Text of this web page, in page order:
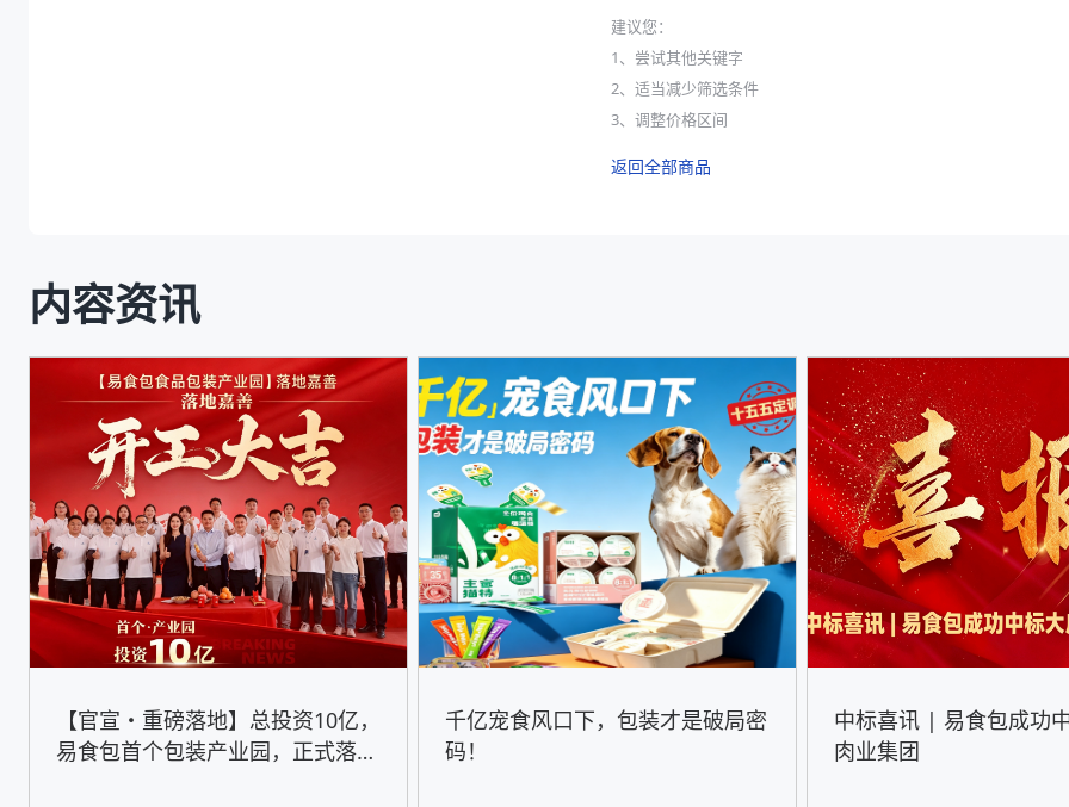
建议您：
1、尝试其他关键字
2、适当减少筛选条件
3、调整价格区间
返回全部商品
内容资讯
【官宣・重磅落地】总投资10亿，
易食包首个包装产业园，正式落地
千亿宠食风口下，包装才是破局密
码！
中标喜讯 | 易食包成功
肉业集团